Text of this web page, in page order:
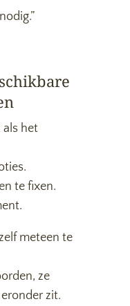
als het
te fixen.
meteen te
ze
zit.